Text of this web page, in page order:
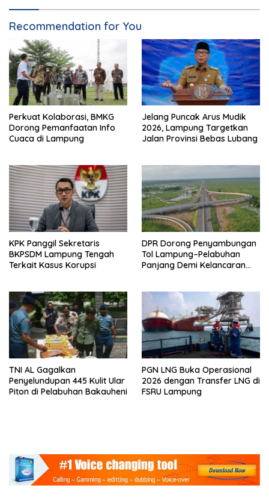
Recommendation for You
Perkuat Kolaborasi, BMKG
Dorong Pemanfaatan Info
Cuaca di Lampung
Jelang Puncak Arus Mudik
2026, Lampung Targetkan
Jalan Provinsi Bebas Lubang
KPK Panggil Sekretaris
BKPSDM Lampung Tengah
Terkait Kasus Korupsi
DPR Dorong Penyambungan
Tol Lampung–Pelabuhan
Panjang Demi Kelancaran
TNI AL Gagalkan
Penyelundupan 445 Kulit Ular
Piton di Pelabuhan Bakauheni
PGN LNG Buka Operasional
2026 dengan Transfer LNG di
FSRU Lampung